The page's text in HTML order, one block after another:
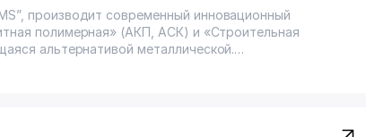
производит современный инновационный
полимерная» (АКП, АСК) и «Строительная
альтернативой металлической.
появилось немало инновационных
оборудования из России и используем